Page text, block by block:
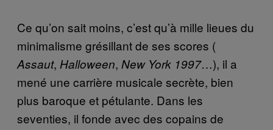
Ce qu’on sait moins, c’est qu’à mille lieues du
minimalisme grésillant de ses scores (
Assaut, Halloween, New York 1997…), il a
mené une carrière musicale secrète, bien
plus baroque et pétulante. Dans les
seventies, il fonde avec des copains de